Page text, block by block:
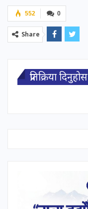
0
552
Share
प्रतिक्रिया दिनुहोस